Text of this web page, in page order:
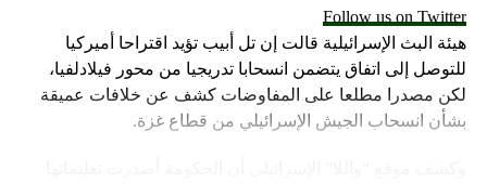
Follow us on Twitter
هيئة البث الإسرائيلية قالت إن تل أبيب تؤيد اقتراحا أميركيا
للتوصل إلى اتفاق يتضمن انسحابا تدريجيا من محور فيلادلفيا،
لكن مصدرا مطلعا على المفاوضات كشف عن خلافات عميقة
بشأن انسحاب الجيش الإسرائيلي من قطاع غزة.